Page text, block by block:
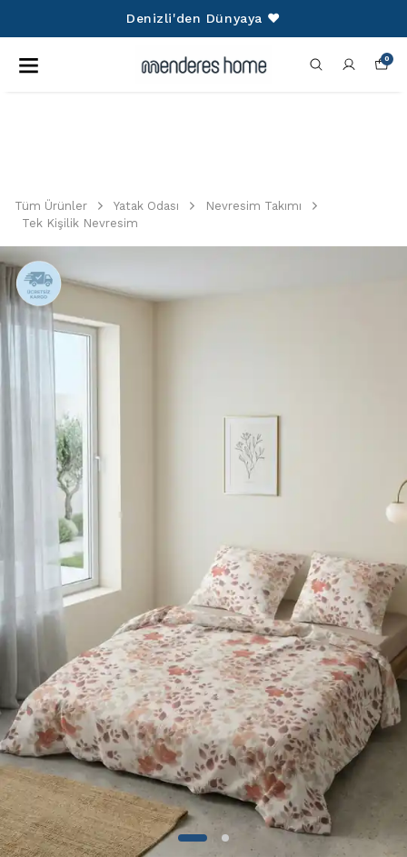
Ücretsiz!
0
Tüm Ürünler Yatak Odası
Nevresim Takımı
Tek Kişilik Nevresim